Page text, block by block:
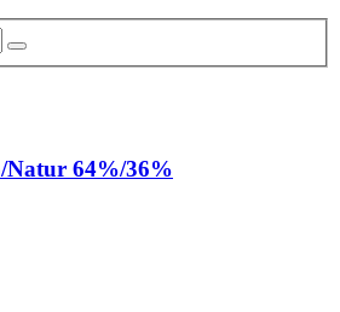
64%/36%